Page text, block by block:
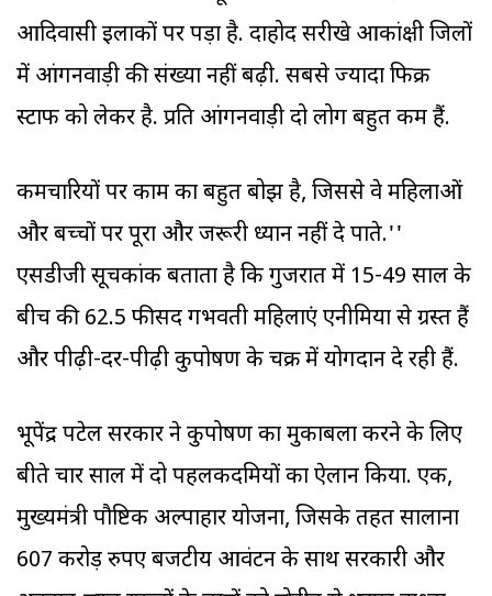
आदिवासी इलाकों पर पड़ा है. दाहोद सरीखे आकांक्षी जिलों
में आंगनवाड़ी की संख्या नहीं बढ़ी. सबसे ज्यादा फिक्र
स्टाफ को लेकर है. प्रति आंगनवाड़ी दो लोग बहुत कम हैं.
कर्मचारियों पर काम का बहुत बोझ है, जिससे वे महिलाओं
और बच्चों पर पूरा और जरूरी ध्यान नहीं दे पाते.''
एसडीजी सूचकांक बताता है कि गुजरात में 15-49 साल के
बीच की 62.5 फीसद गर्भवती महिलाएं एनीमिया से ग्रस्त हैं
और पीढ़ी-दर-पीढ़ी कुपोषण के चक्र में योगदान दे रही हैं.
भूपेंद्र पटेल सरकार ने कुपोषण का मुकाबला करने के लिए
बीते चार साल में दो पहलकदमियों का ऐलान किया. एक,
मुख्यमंत्री पौष्टिक अल्पाहार योजना, जिसके तहत सालाना
607 करोड़ रुपए बजटीय आवंटन के साथ सरकारी और